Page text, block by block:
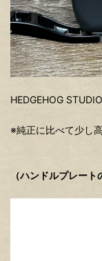
HEDGEHOG
※純正に比べて少し
（ハンドルプレート